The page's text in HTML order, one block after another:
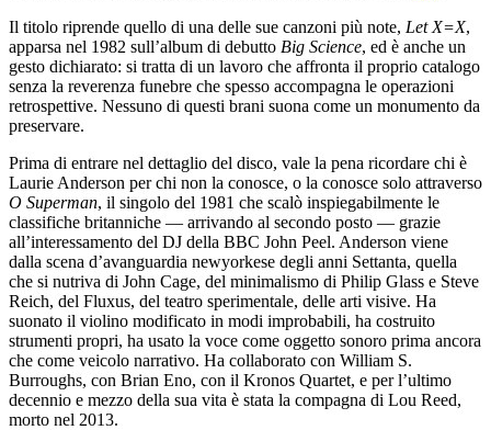
Il titolo riprende quello di una delle sue canzoni più note, Let X=X,
apparsa nel 1982 sull’album di debutto Big Science, ed è anche un
gesto dichiarato: si tratta di un lavoro che affronta il proprio catalogo
senza la reverenza funebre che spesso accompagna le operazioni
retrospettive. Nessuno di questi brani suona come un monumento da
preservare.
Prima di entrare nel dettaglio del disco, vale la pena ricordare chi è
Laurie Anderson per chi non la conosce, o la conosce solo attraverso
O Superman, il singolo del 1981 che scalò inspiegabilmente le
classifiche britanniche — arrivando al secondo posto — grazie
all’interessamento del DJ della BBC John Peel. Anderson viene
dalla scena d’avanguardia newyorkese degli anni Settanta, quella
che si nutriva di John Cage, del minimalismo di Philip Glass e Steve
Reich, del Fluxus, del teatro sperimentale, delle arti visive. Ha
suonato il violino modificato in modi improbabili, ha costruito
strumenti propri, ha usato la voce come oggetto sonoro prima ancora
che come veicolo narrativo. Ha collaborato con William S.
Burroughs, con Brian Eno, con il Kronos Quartet, e per l’ultimo
decennio e mezzo della sua vita è stata la compagna di Lou Reed,
morto nel 2013.